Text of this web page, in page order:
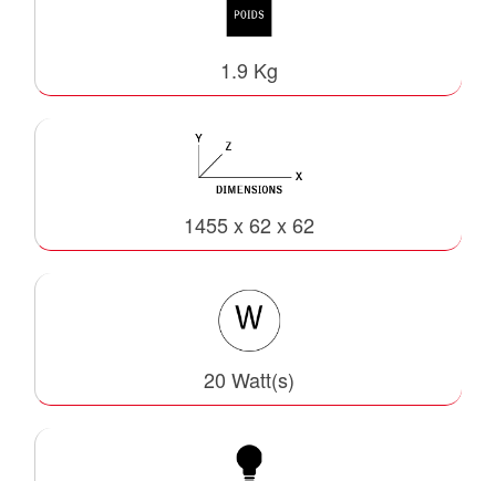
1.9 Kg
1455 x 62 x 62
20 Watt(s)